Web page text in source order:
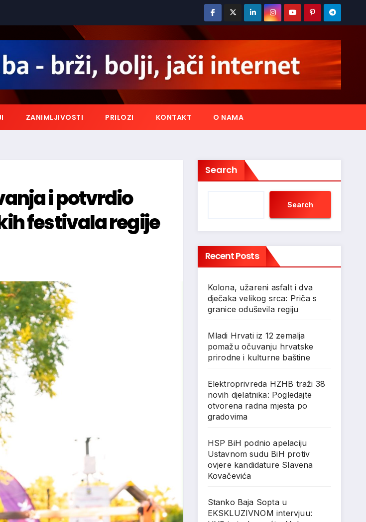
ZANIMLJIVOSTI PRILOZI KONTAKT O NAMA
i potvrdio
festivala regije
Search
Search
Recent Posts
Kolona, užareni asfalt i dva
dječaka velikog srca: Priča s
granice oduševila regiju
Mladi Hrvati iz 12 zemalja
pomažu očuvanju hrvatske
prirodne i kulturne baštine
Elektroprivreda HZHB traži 38
novih djelatnika: Pogledajte
otvorena radna mjesta po
gradovima
HSP BiH podnio apelaciju
Ustavnom sudu BiH protiv
ovjere kandidature Slavena
Kovačevića
Stanko Baja Sopta u
EKSKLUZIVNOM intervjuu: